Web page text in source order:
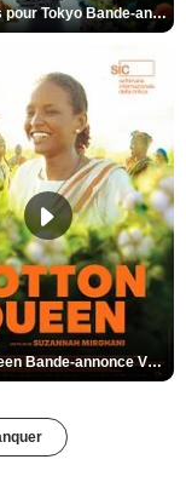
Des Fleurs pour Tokyo Bande-annonce VO STFR
Cotton Queen Bande-annonce VO STFR